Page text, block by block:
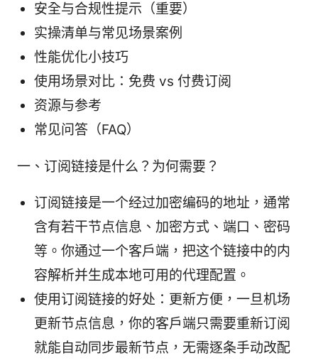
安全与合规性提示（重要）
实操清单与常见场景案例
性能优化小技巧
使用场景对比：免费 vs 付费订阅
资源与参考
常见问答（FAQ）
一、订阅链接是什么？为何需要？
订阅链接是一个经过加密编码的地址，通常
含有若干节点信息、加密方式、端口、密码
等。你通过一个客户端，把这个链接中的内
容解析并生成本地可用的代理配置。
使用订阅链接的好处：更新方便，一旦机场
更新节点信息，你的客户端只需要重新订阅
就能自动同步最新节点，无需逐条手动改配